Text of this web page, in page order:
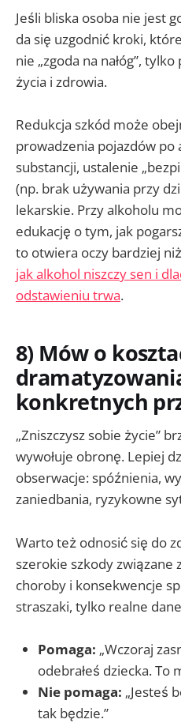
Jeśli bliska osoba nie jest
da się uzgodnić kroki, które
nie „zgoda na nałóg”,
życia i zdrowia.
Redukcja szkód może
prowadzenia pojazdów po
substancji, ustalenie
(np. brak używania przy
lekarskie. Przy alkoholu
edukację o tym, jak
to otwiera oczy bardziej
jak alkohol niszczy sen i
odstawieniu trwa.
8) Mów o
konkretnych
„Zniszczysz sobie życie”
wywołuje obronę. Lepiej
obserwacje: spóźnienia,
zaniedbania, ryzykowne
Warto też odnosić się do
szerokie szkody związane
choroby i konsekwencje
straszaki, tylko realne
Pomaga: „Wczoraj
odebrałeś dziecka. To
Nie pomaga: „Jesteś
tak będzie.”